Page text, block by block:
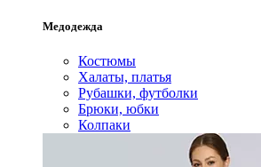
Медодежда
Костюмы
Халаты, платья
Рубашки, футболки
Брюки, юбки
Колпаки